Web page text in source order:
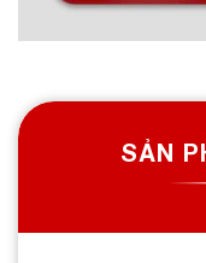
SẢN